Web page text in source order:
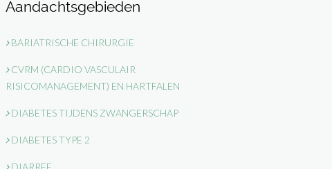
Aandachtsgebieden
BARIATRISCHE CHIRURGIE
CVRM (CARDIO VASCULAIR
RISICOMANAGEMENT) EN HARTFALEN
DIABETES TIJDENS ZWANGERSCHAP
DIABETES TYPE 2
DIARREE